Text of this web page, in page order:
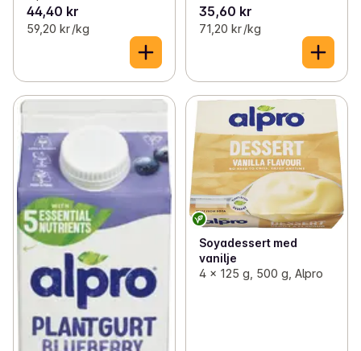
44,40 kr
59,20 kr /kg
35,60 kr
71,20 kr /kg
Soyadessert med
vanilje
4 x 125 g, 500 g, Alpro